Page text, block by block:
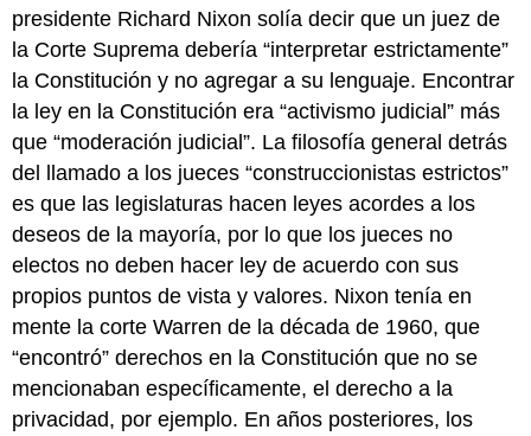
presidente Richard Nixon solía decir que un juez de
la Corte Suprema debería “interpretar estrictamente”
la Constitución y no agregar a su lenguaje. Encontrar
la ley en la Constitución era “activismo judicial” más
que “moderación judicial”. La filosofía general detrás
del llamado a los jueces “construccionistas estrictos”
es que las legislaturas hacen leyes acordes a los
deseos de la mayoría, por lo que los jueces no
electos no deben hacer ley de acuerdo con sus
propios puntos de vista y valores. Nixon tenía en
mente la corte Warren de la década de 1960, que
“encontró” derechos en la Constitución que no se
mencionaban específicamente, el derecho a la
privacidad, por ejemplo. En años posteriores, los